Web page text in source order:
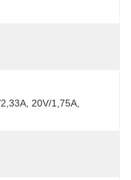
20V/1,75A,